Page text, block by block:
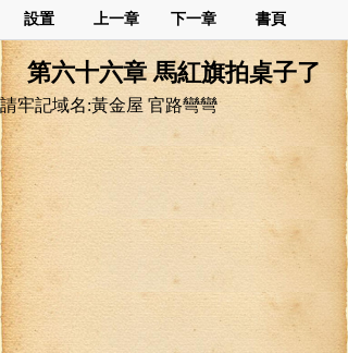
設置 上一章 下一章 書頁
第六十六章 馬紅旗拍桌子了
請牢記域名:黃金屋 官路彎彎